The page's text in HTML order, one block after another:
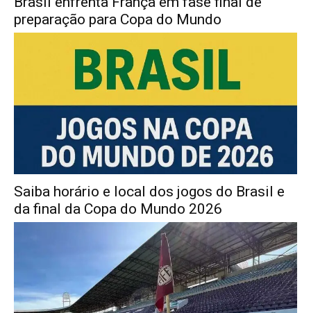
preparação para Copa do Mundo
Saiba horário e local dos jogos do Brasil e
da final da Copa do Mundo 2026